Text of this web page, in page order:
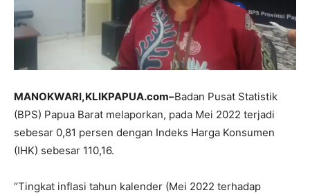
MANOKWARI,KLIKPAPUA.com–Badan Pusat Statistik
(BPS) Papua Barat melaporkan, pada Mei 2022 terjadi
sebesar 0,81 persen dengan Indeks Harga Konsumen
(IHK) sebesar 110,16.
“Tingkat inflasi tahun kalender (Mei 2022 terhadap